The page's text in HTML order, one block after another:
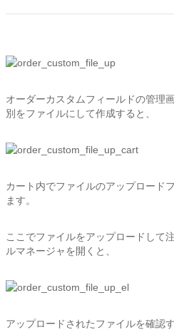
オーダーカスタムフィールドの管理
別をファイルにして作成すると、
カート内でファイルのアップロード
ます。
ここでファイルをアップロードして
ルマネージャを開くと、
アップロードされたファイルを確認